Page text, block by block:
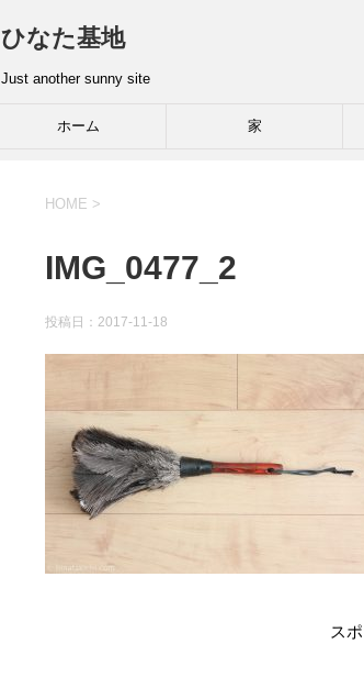
ひなた基地
Just another sunny site
ホーム 家
HOME >
IMG_0477_2
投稿日：2017-11-18
ス